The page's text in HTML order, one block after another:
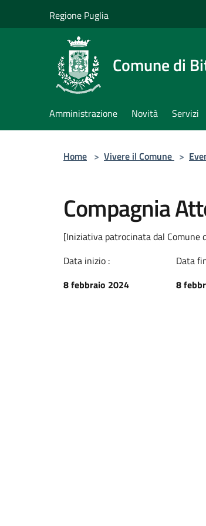
Regione Puglia
Comune di
Amministrazione Novità Servizi
Home > Vivere il Comune >
Compagnia
[Iniziativa patrocinata dal Comune
Data inizio :
8 febbraio 2024
Data
8